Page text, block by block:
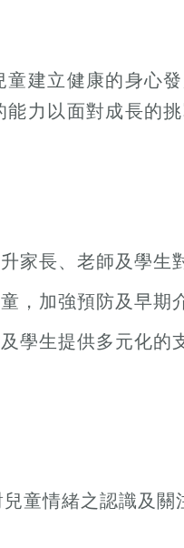
童建立健康的身心
力以面對成長的
家長、老師及學生
，加強預防及早期
學生提供多元化的
童情緒之認識及